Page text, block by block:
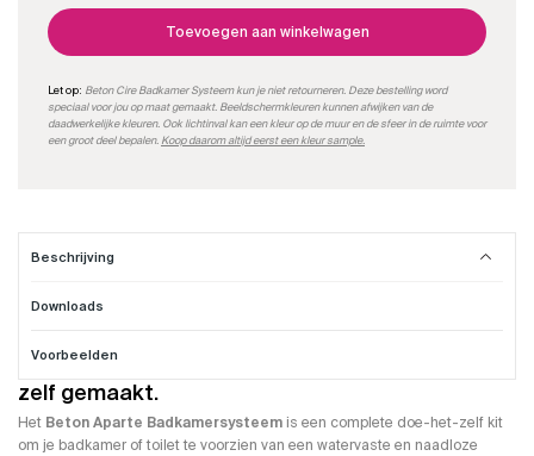
Toevoegen aan winkelwagen
Let op: Beton Cire Badkamer Systeem kun je niet retourneren. Deze bestelling word
speciaal voor jou op maat gemaakt. Beeldschermkleuren kunnen afwijken van de
daadwerkelijke kleuren. Ook lichtinval kan een kleur op de muur en de sfeer in de ruimte voor
een groot deel bepalen. Koop daarom altijd eerst een kleur sample.
Beschrijving
Downloads
Voorbeelden
Badkamer Beton Cire compleet systeem
Een professionele Beton Ciré badkamer. Gewoon
zelf gemaakt.
Het Beton Aparte Badkamersysteem is een complete doe-het-zelf kit
om je badkamer of toilet te voorzien van een watervaste en naadloze